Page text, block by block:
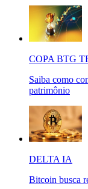
COPA BTG
Saiba como
patrimônio
DELTA IA
Bitcoin busca